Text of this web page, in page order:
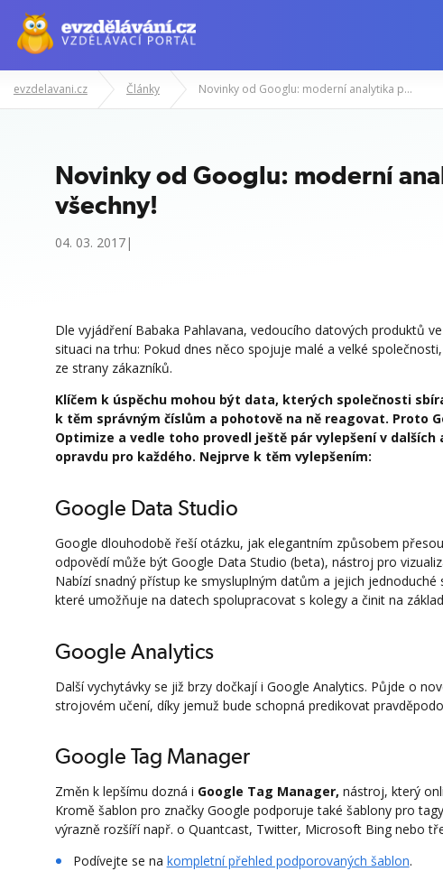
evzdelavani.cz Články Novinky od Googlu: moderní analytika pro všechny!
Novinky od Googlu: moderní
všechny!
04. 03. 2017|
Dle vyjádření Babaka Pahlavana, vedoucího datových produktů
situaci na trhu: Pokud dnes něco spojuje malé a velké
ze strany zákazníků.
Klíčem k úspěchu mohou být data, kterých společnosti
k těm správným číslům a pohotově na ně reagovat. Proto
Optimize a vedle toho provedl ještě pár vylepšení v
opravdu pro každého. Nejprve k těm vylepšením:
Google Data Studio
Google dlouhodobě řeší otázku, jak elegantním způsobem
odpovědí může být Google Data Studio (beta), nástroj pro
Nabízí snadný přístup ke smysluplným datům a jejich
které umožňuje na datech spolupracovat s kolegy a činit na
Google Analytics
Další vychytávky se již brzy dočkají i Google Analytics. Půjde o
strojovém učení, díky jemuž bude schopná predikovat
Google Tag Manager
Změn k lepšímu dozná i Google Tag Manager, nástroj, který
Kromě šablon pro značky Google podporuje také šablony pro
výrazně rozšíří např. o Quantcast, Twitter, Microsoft Bing nebo
Podívejte se na kompletní přehled podporovaných šablon.